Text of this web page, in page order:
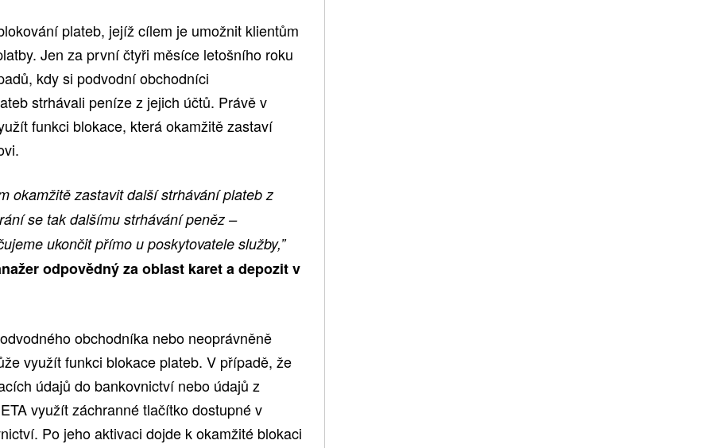
plateb, jejíž cílem je umožnit klientům
Jen za první čtyři měsíce letošního roku
kdy si podvodní obchodníci
strhávali peníze z jejich účtů. Právě v
funkci blokace, která okamžitě zastaví
okamžitě zastavit další strhávání plateb z
se tak dalšímu strhávání peněz –
ukončit přímo u poskytovatele služby,”
odpovědný za oblast karet a depozit v
obchodníka nebo neoprávněně
využít funkci blokace plateb. V případě, že
údajů do bankovnictví nebo údajů z
využít záchranné tlačítko dostupné v
Po jeho aktivaci dojde k okamžité blokaci